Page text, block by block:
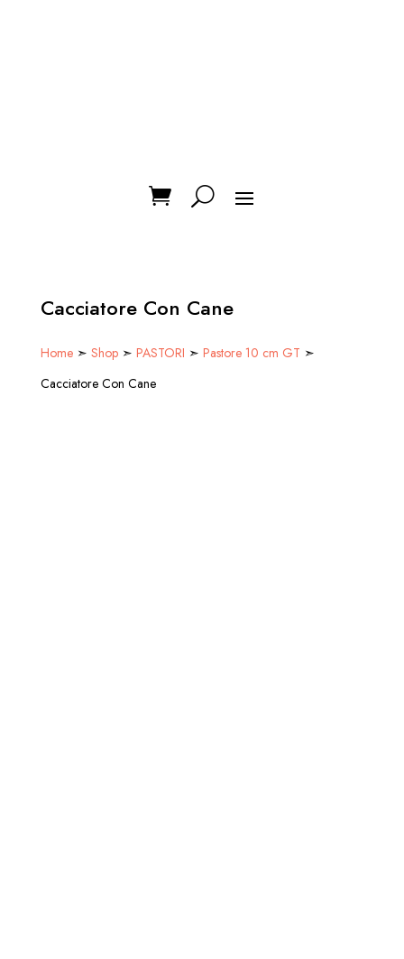
Cacciatore Con Cane
Home➣ Shop➣ PASTORI ➣ Pastore 10 cm GT ➣
Cacciatore Con Cane